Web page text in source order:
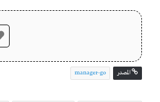
المصدر manager-go